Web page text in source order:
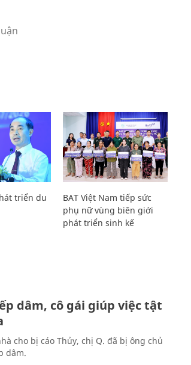
triển du
BAT Việt Nam tiếp sức
phụ nữ vùng biên giới
phát triển sinh kế
dâm, cô gái giúp việc tật
cho bị cáo Thủy, chị Q. đã bị ông chủ
dâm.